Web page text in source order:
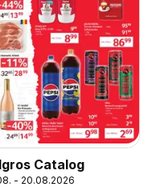
Catalog
- 20.08.2026